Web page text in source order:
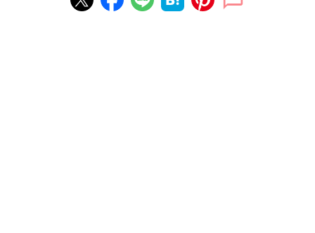
出典：Instagramアカウント「ino3_gram」